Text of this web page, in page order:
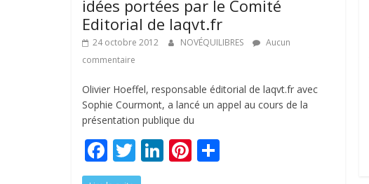
idées portées par le Comité
Editorial de laqvt.fr
24 octobre 2012 NOVÉQUILIBRES
Aucun
commentaire
Olivier Hoeffel, responsable éditorial de laqvt.fr avec
Sophie Courmont, a lancé un appel au cours de la
présentation publique du
F
ac
T
w
Li Pi